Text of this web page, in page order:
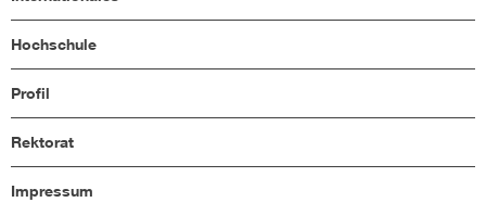
Hochschule
Profil
Rektorat
Impressum